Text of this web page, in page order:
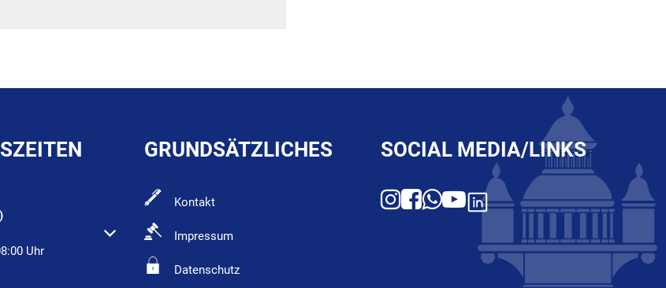
Öffnungs- oder Schließzeiten auszublenden
Uhr
GRUNDSÄTZLICHES
Kontakt
Impressum
Datenschutz
SOCIAL MEDIA/LINKS